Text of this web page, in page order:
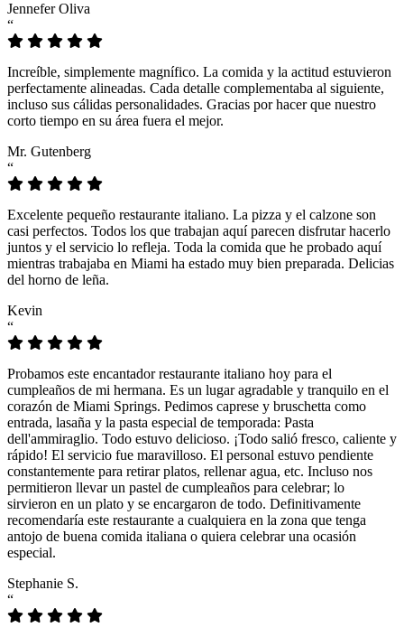
Jennefer Oliva
“
Increíble, simplemente magnífico. La comida y la actitud estuvieron
perfectamente alineadas. Cada detalle complementaba al siguiente,
incluso sus cálidas personalidades. Gracias por hacer que nuestro
corto tiempo en su área fuera el mejor.
Mr. Gutenberg
“
Excelente pequeño restaurante italiano. La pizza y el calzone son
casi perfectos. Todos los que trabajan aquí parecen disfrutar hacerlo
juntos y el servicio lo refleja. Toda la comida que he probado aquí
mientras trabajaba en Miami ha estado muy bien preparada. Delicias
del horno de leña.
Kevin
“
Probamos este encantador restaurante italiano hoy para el
cumpleaños de mi hermana. Es un lugar agradable y tranquilo en el
corazón de Miami Springs. Pedimos caprese y bruschetta como
entrada, lasaña y la pasta especial de temporada: Pasta
dell'ammiraglio. Todo estuvo delicioso. ¡Todo salió fresco, caliente y
rápido! El servicio fue maravilloso. El personal estuvo pendiente
constantemente para retirar platos, rellenar agua, etc. Incluso nos
permitieron llevar un pastel de cumpleaños para celebrar; lo
sirvieron en un plato y se encargaron de todo. Definitivamente
recomendaría este restaurante a cualquiera en la zona que tenga
antojo de buena comida italiana o quiera celebrar una ocasión
especial.
Stephanie S.
“